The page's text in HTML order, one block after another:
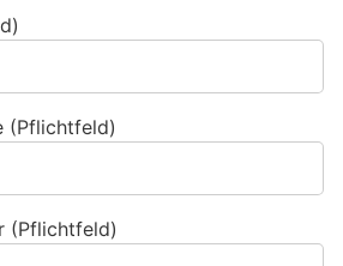
(Pflichtfeld)
(Pflichtfeld)